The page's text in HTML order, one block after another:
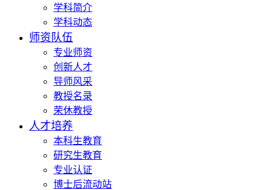
学科简介
学科动态
师资队伍
专业师资
创新人才
导师风采
教授名录
荣休教授
人才培养
本科生教育
研究生教育
专业认证
博士后流动站